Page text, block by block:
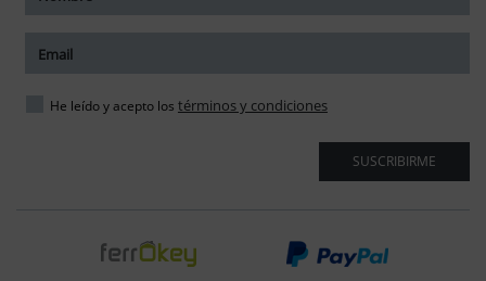
He leído y acepto los términos y condiciones
SUSCRIBIRME
del texto
espaciado del texto